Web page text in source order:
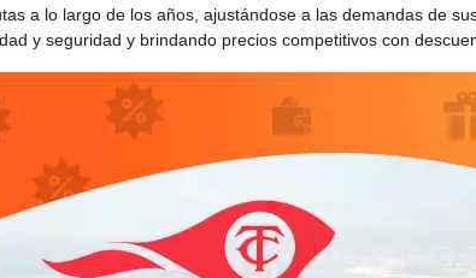
a lo largo de los años, ajustándose a las demandas de
y seguridad y brindando precios competitivos con